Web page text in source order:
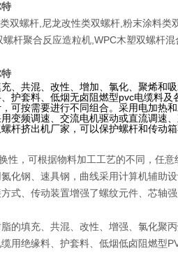
双螺杆,尼龙改性类双螺杆,粉末涂料
杆聚合反应造粒机,WPC木塑双螺杆
、共混、改性、增加、氯化、聚烯和
护套料、低烟无卤阻燃型pvc电缆料
可按需要进行不同组合。采用电加热
变频调速、交流电机驱动或直流调速
杆挤出机厂家，可以保护螺杆和传动
性，可根据物料加工工艺的不同，任
钢、速具钢，曲线采用计算机辅助
、传动装置增强了螺纹元件、芯轴
的填充、共混、改性、增强、氯化聚
用绝缘料、护套料、低烟低卤阻燃型